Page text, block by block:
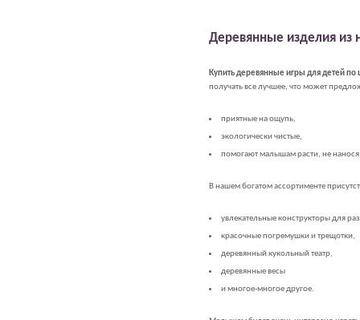
Деревянные изделия из
Купить деревянные игры для детей по
получать все лучшее, что может
приятные на ощупь,
экологически чистые,
помогают малышам расти, не
В нашем богатом ассортименте
увлекательные конструкторы для
красочные погремушки и трещотки,
деревянный кукольный театр,
деревянные весы
и многое-многое другое.